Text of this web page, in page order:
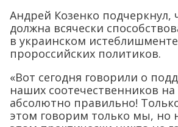
Андрей Козенко подчеркнул,
должна всячески
в украинском истеблишменте
пророссийских политиков.
«Вот сегодня говорили о
наших соотечественников
абсолютно правильно!
этом говорим только мы, но